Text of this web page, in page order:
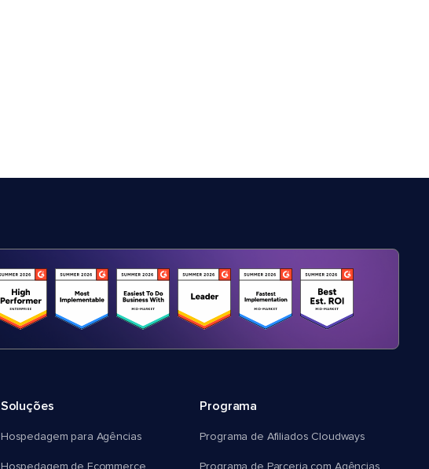
Soluções
Hospedagem para Agências
Programa
Programa de Afiliados Cloudways